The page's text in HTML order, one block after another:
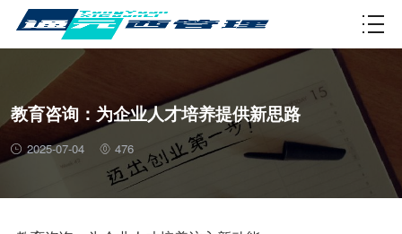
资质许可
教育咨询：为企业人才培养提供新思路
2025-07-04 476